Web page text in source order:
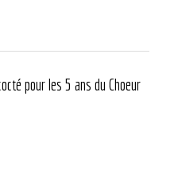
pour les 5 ans du Choeur